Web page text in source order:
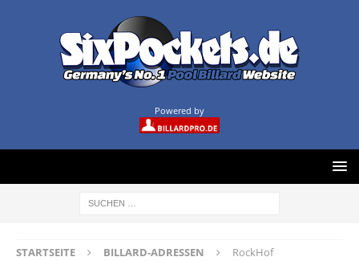
Powered by
STARTSEITE BILLARD-ADRESSEN RockHof